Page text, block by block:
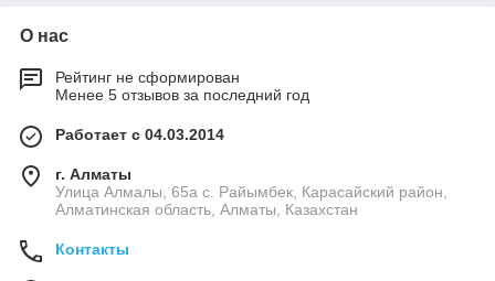
О нас
Рейтинг не сформирован
Менее 5 отзывов за последний год
Работает с 04.03.2014
г. Алматы
Улица Алмалы, 65а ​с. Райымбек, Карасайский район,
Алматинская область, Алматы, Казахстан
Контакты